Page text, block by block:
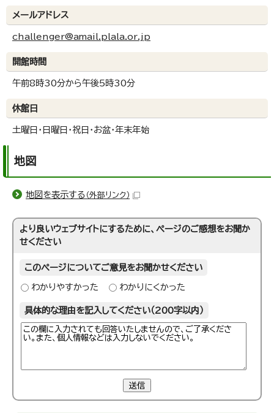
メールアドレス
challenger@amail.plala.or.jp
開館時間
午前8時30分から午後5時30分
休館日
土曜日・日曜日・祝日・お盆・年末年始
地図
地図を表示する （外部リンク）
より良いウェブサイトにするために、ページのご感想をお聞か
せください
このページについてご意見をお聞かせください
わかりやすかった わかりにくかった
具体的な理由を記入してください（200字以内）
送信